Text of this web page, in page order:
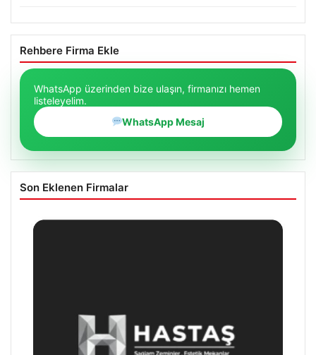
Rehbere Firma Ekle
WhatsApp üzerinden bize ulaşın, firmanızı hemen
listeleyelim.
WhatsApp Mesaj
Son Eklenen Firmalar